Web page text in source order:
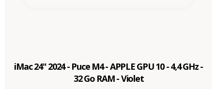
iMac 24" 2024 - Puce M4 - APPLE GPU 10 - 4,4 GHz -
32 Go RAM - Violet